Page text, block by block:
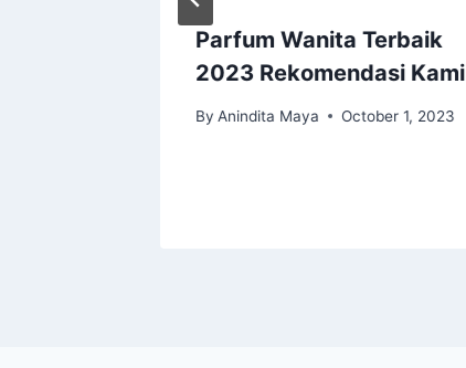
Parfum Wanita Terbaik
2023 Rekomendasi Kami
By Anindita Maya October 1, 2023